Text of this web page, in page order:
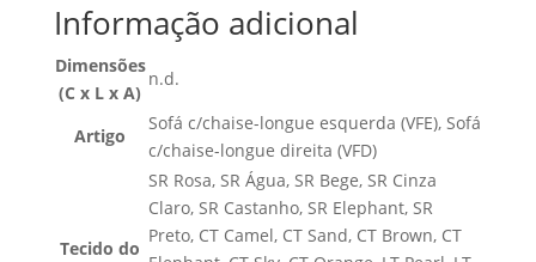
Informação adicional
Dimensões
(C x L x A)
n.d.
Artigo
Sofá c/chaise-longue esquerda (VFE), Sofá
c/chaise-longue direita (VFD)
Tecido do
SR Rosa, SR Água, SR Bege, SR Cinza
Claro, SR Castanho, SR Elephant, SR
Preto, CT Camel, CT Sand, CT Brown, CT